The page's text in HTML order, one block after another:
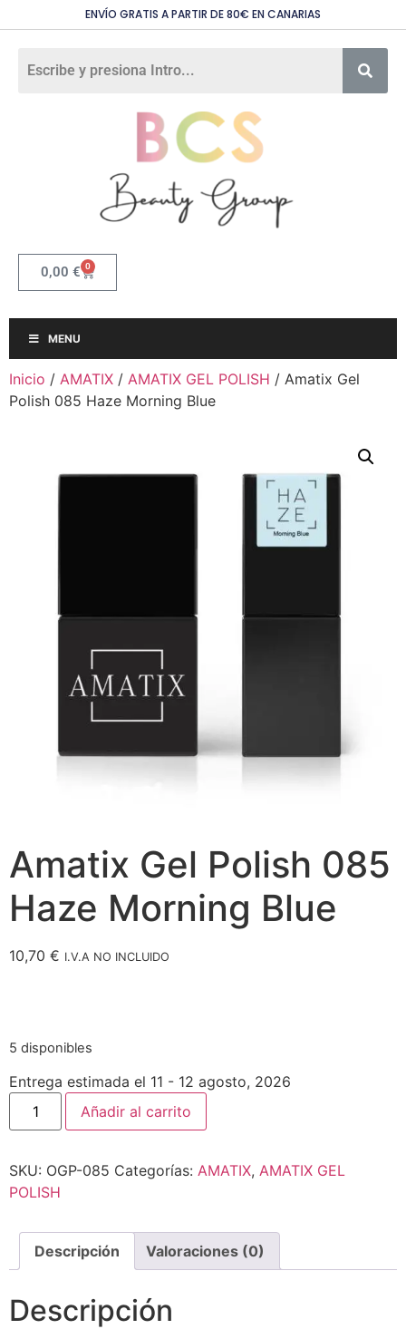
ENVÍO GRATIS A PARTIR DE 80€ EN CANARIAS
0,00 € 0
MENU
Inicio / AMATIX / AMATIX GEL POLISH / Amatix Gel
Polish 085 Haze Morning Blue
Amatix Gel Polish 085
Haze Morning Blue
10,70 € I.V.A NO INCLUIDO
5 disponibles
Entrega estimada el 11 - 12 agosto, 2026
Añadir al carrito
SKU: OGP-085 Categorías: AMATIX, AMATIX GEL
POLISH
Descripción Valoraciones (0)
Descripción